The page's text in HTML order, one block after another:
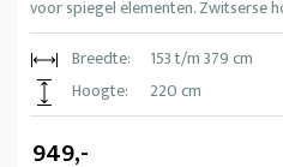
voor spiegel elementen. Zwitserse
Breedte:
153 t/m 379 cm
Hoogte:
220 cm
949,-